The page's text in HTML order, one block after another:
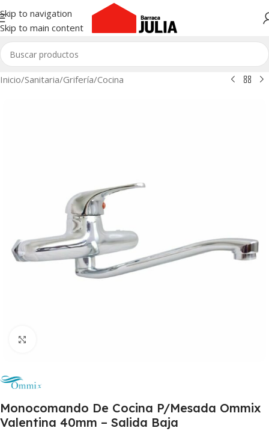
Skip to navigation
Skip to main content
Inicio/Sanitaria/Grifería/Cocina
Monocomando De Cocina P/Mesada Ommix
Valentina 40mm – Salida Baja